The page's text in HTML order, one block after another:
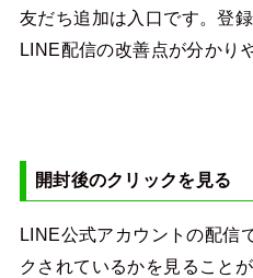
友だち追加は入口です。登
LINE配信の改善点が分かり
開封後のクリックを見る
LINE公式アカウントの配信
クされているかを見ること